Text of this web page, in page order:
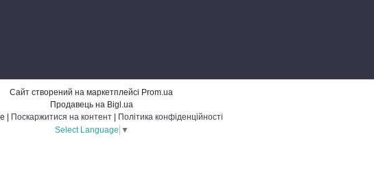
Сайт створений на маркетплейсі Prom.ua
Продавець на Bigl.ua
Поскаржитися на контент
Політика конфіденційності
Select Language ▼